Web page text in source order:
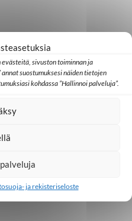
sivuston toiminnan ja
suostumuksesi näiden tietojen
kohdassa ”Hallinnoi palveluja”.
ja rekisteriseloste